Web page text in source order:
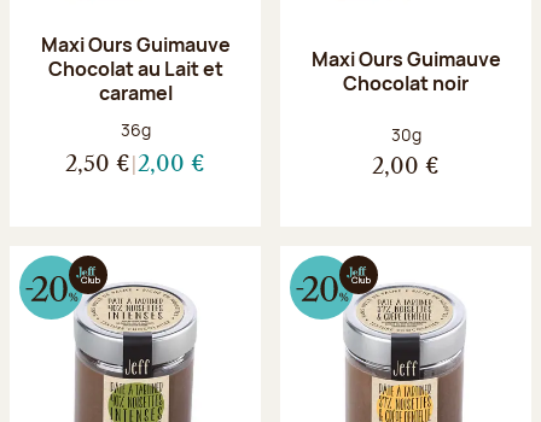
Maxi Ours Guimauve
Chocolat au Lait et
caramel
Poids net :
36g
2,50 € 2,00 €
Maxi Ours Guimauve
Chocolat noir
Poids net :
30g
2,00 €